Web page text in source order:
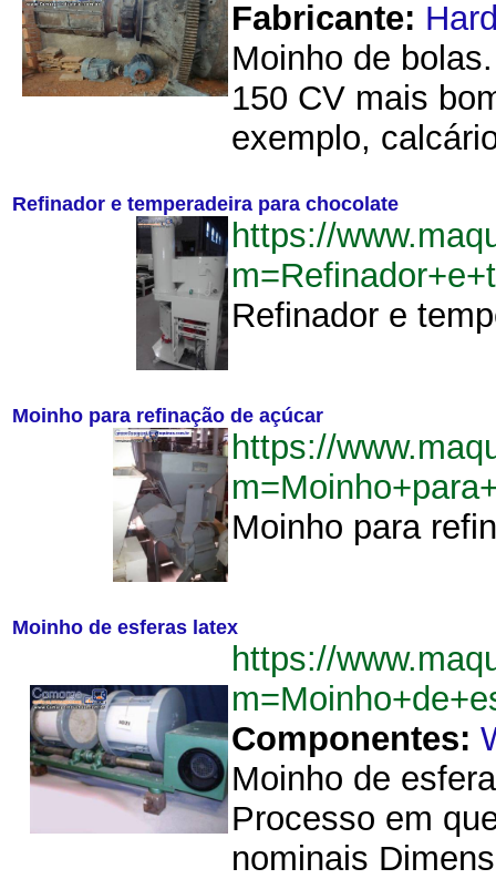
Fabricante:
Moinho de
150 CV mais
exemplo,
Refinador e temperadeira para chocolate
https://
Refinador e
Moinho para refinação de açúcar
https://
Moinho para
Moinho de esferas latex
https://
Componentes:
Moinho de
Processo em
nominais